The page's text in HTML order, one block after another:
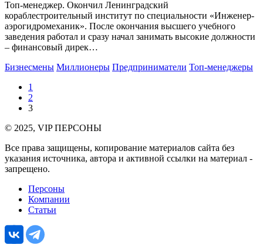
Топ-менеджер. Окончил Ленинградский
кораблестроительный институт по специальности «Инженер-
аэрогидромеханик». После окончания высшего учебного
заведения работал и сразу начал занимать высокие должности
– финансовый дирек…
Бизнесмены Миллионеры Предприниматели Топ-менеджеры
1
2
3
© 2025, VIP ПЕРСОНЫ
Все права защищены, копирование материалов сайта без
указания источника, автора и активной ссылки на материал -
запрещено.
Персоны
Компании
Статьи